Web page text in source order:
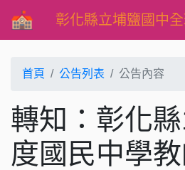
彰化縣立埔鹽國中
首頁 公告列表 公告內容
轉知：彰化
度國民中學